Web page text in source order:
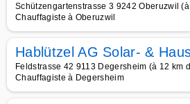
Schützengartenstrasse 3 9242 Oberuzwil
Chauffagiste à Oberuzwil
Hablützel AG Solar- &
Feldstrasse 42 9113 Degersheim (à 12 km
Chauffagiste à Degersheim